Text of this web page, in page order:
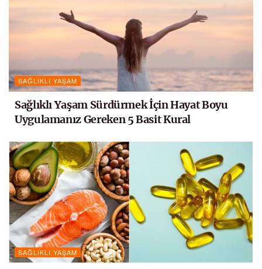
SAĞLIKLI YAŞAM
Sağlıklı Yaşam Sürdürmek İçin Hayat Boyu
Uygulamanız Gereken 5 Basit Kural
SAĞLIKLI YAŞAM